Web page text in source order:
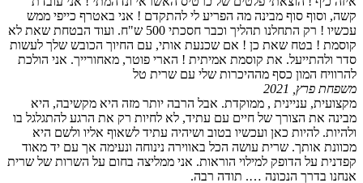
קשה, וסוף סוף מבינה מה הפריע לי להתקדם ! אני באטרף כייפי ממש
עכשיו ! רק התחלנו תהליך וכבר חסכתי 500 ש"ח. ועוד הבטחת שאת לא
קוסמת ! בטח שאת כן ! אם שכנעת אותי, עם החיוך הכובש שלך לעשות
סדר ולהתייעל. את קוסמת אמיתית ! הארי פוטר, מאחורייך. אני הולכת
להרוויח המון כסף מההיכרות שלי עם שרית טל
משפחת פרץ, 2021
מקצועית, עניינית , ממוקדת. אבל הרבה יותר מזה היא מקשיבה, היא
מבינה את הצורך של חיים עם עתיד, לא לחיות רק את הרגע להתגלגל בו
ולהיות. להיות כאן ועכשיו בטוב ושיהיה עתיד לשאוף אליו ולשם היא
מכוונת אותך. שרית עושה הכל באווירה נינוחה ונעימה אך עם יד מאוד
קפדנית על הדופק למילוי הוראות. אני ממליצה בחום על השרות של שרית
אנחנו בדרך הנכונה …. תודה רבה.